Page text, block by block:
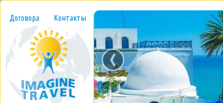
Договора Контакты
‹